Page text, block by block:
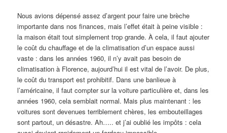
Nous avions dépensé assez d’argent pour faire une brèche
importante dans nos finances, mais l’effet était à peine visible :
la maison était tout simplement trop grande. À cela, il faut ajouter
le coût du chauffage et de la climatisation d’un espace aussi
vaste : dans les années 1960, il n’y avait pas besoin de
climatisation à Florence, aujourd’hui il est vital de l’avoir. De plus,
le coût du transport est prohibitif. Dans une banlieue à
l’américaine, il faut compter sur la voiture particulière et, dans les
années 1960, cela semblait normal. Mais plus maintenant : les
voitures sont devenues terriblement chères, les embouteillages
sont partout, un désastre. Ah….. et j’ai oublié les impôts : cela